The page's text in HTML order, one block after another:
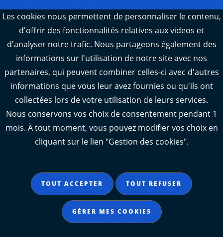
Webcams : Ré info trafic
Webcams : Oléron info trafic
Manger 17
L'Observatoire des territoires de Charente-
Maritime
Accessibilité : partiellement conforme
Mentions légales
Données personnelles
Gestion des cookies
Contact
Les cookies nous permettent de personnaliser le contenu,
d'offrir des fonctionnalités relatives aux videos et
d'analyser notre trafic. Nous partageons également des
informations sur l'utilisation de notre site avec nos
partenaires, qui peuvent combiner celles-ci avec d'autres
informations que vous leur avez fournies ou qu'ils ont
collectées lors de votre utilisation de leurs services.
Nous conservons vos choix de consentement pendant 1
mois. À tout moment, vous pouvez modifier vos choix en
cliquant sur le lien "Gestion des cookies".
TOUT ACCEPTER TOUT REFUSER
GÉRER MES COOKIES